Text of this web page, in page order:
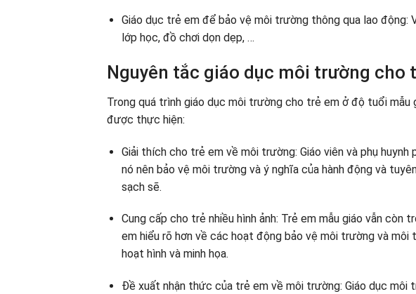
Giáo dục trẻ em để bảo vệ môi trường thông qua lao động:
lớp học, đồ chơi dọn dẹp, …
Nguyên tắc giáo dục môi trường cho
Trong quá trình giáo dục môi trường cho trẻ em ở độ tuổi mẫu
được thực hiện:
Giải thích cho trẻ em về môi trường: Giáo viên và phụ
nó nên bảo vệ môi trường và ý nghĩa của hành động và
sạch sẽ.
Cung cấp cho trẻ nhiều hình ảnh: Trẻ em mẫu giáo vẫn còn
em hiểu rõ hơn về các hoạt động bảo vệ môi trường và môi
hoạt hình và minh họa.
Đề xuất nhận thức của trẻ em về môi trường: Giáo dục